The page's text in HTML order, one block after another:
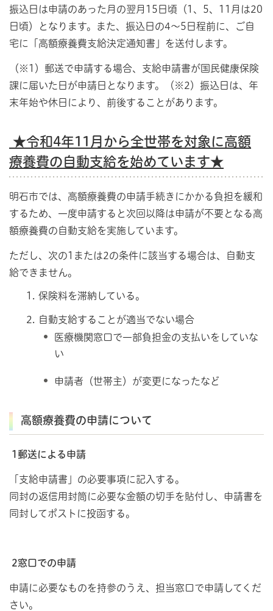
振込日は申請のあった月の翌月15日頃（1、5、11月は20
日頃）となります。また、振込日の4～5日程前に、ご自
宅に「高額療養費支給決定通知書」を送付します。
（※1）郵送で申請する場合、支給申請書が国民健康保険
課に届いた日が申請日となります。（※2）振込日は、年
末年始や休日により、前後することがあります。
★令和4年11月から全世帯を対象に高額
療養費の自動支給を始めています★
明石市では、高額療養費の申請手続きにかかる負担を緩和
するため、一度申請すると次回以降は申請が不要となる高
額療養費の自動支給を実施しています。
ただし、次の1または2の条件に該当する場合は、自動支
給できません。
保険料を滞納している。
自動支給することが適当でない場合
医療機関窓口で一部負担金の支払いをしていな
い
申請者（世帯主）が変更になったなど
高額療養費の申請について
1郵送による申請
「支給申請書」の必要事項に記入する。
同封の返信用封筒に必要な金額の切手を貼付し、申請書を
同封してポストに投函する。
2窓口での申請
申請に必要なものを持参のうえ、担当窓口で申請してくだ
さい。